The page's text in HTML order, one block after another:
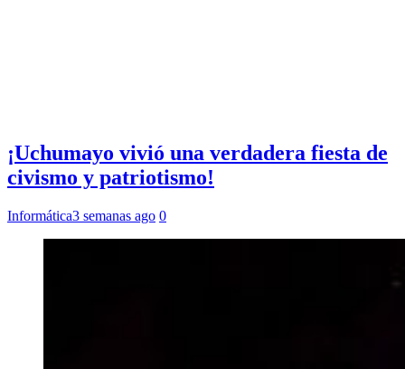
¡Uchumayo vivió una verdadera fiesta de
civismo y patriotismo!
Informática3 semanas ago 0